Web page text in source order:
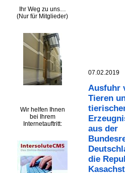
Ihr Weg zu uns…
(Nur für Mitglieder)
Wir helfen Ihnen
bei Ihrem
Internetauftritt:
07.02.2019
Ausfuhr
Tieren
aus der
die